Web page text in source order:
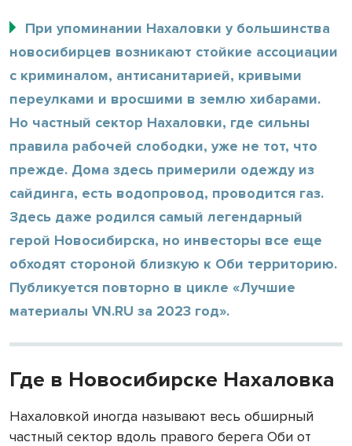
При упоминании Нахаловки у большинства
новосибирцев возникают стойкие ассоциации
с криминалом, антисанитарией, кривыми
переулками и вросшими в землю хибарами.
Но частный сектор Нахаловки, где сильны
правила рабочей слободки, уже не тот, что
прежде. Дома здесь примерили одежду из
сайдинга, есть водопровод, проводится газ.
Здесь даже родился самый легендарный
герой Новосибирска, но инвесторы все еще
обходят стороной близкую к Оби территорию.
Публикуется повторно в цикле «Лучшие
материалы VN.RU за 2023 год».
Где в Новосибирске Нахаловка
Нахаловкой иногда называют весь обширный
частный сектор вдоль правого берега Оби от